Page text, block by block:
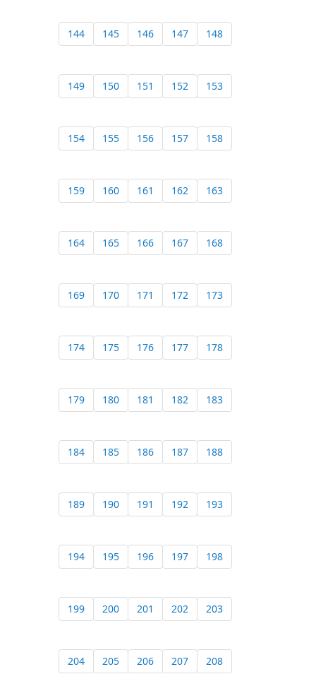
144 145 146 147 148
149 150 151 152 153
154 155 156 157 158
159 160 161 162 163
164 165 166 167 168
169 170 171 172 173
174 175 176 177 178
179 180 181 182 183
184 185 186 187 188
189 190 191 192 193
194 195 196 197 198
199 200 201 202 203
204 205 206 207 208